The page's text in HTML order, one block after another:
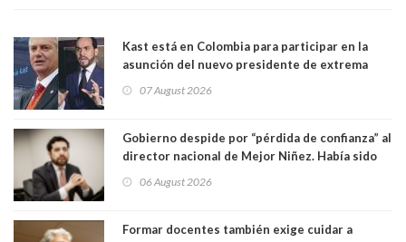
Kast está en Colombia para participar en la
asunción del nuevo presidente de extrema
07 August 2026
Gobierno despide por “pérdida de confianza” al
director nacional de Mejor Niñez. Había sido
06 August 2026
Formar docentes también exige cuidar a